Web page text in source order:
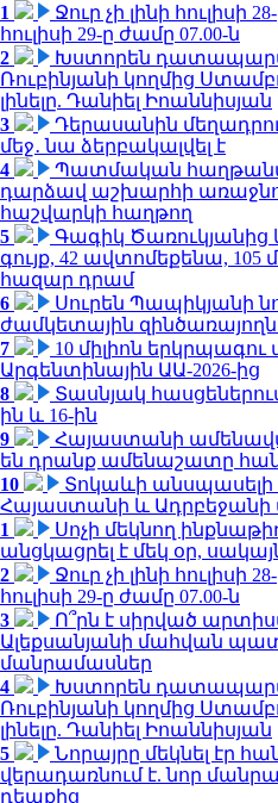
1
Ջուր չի լինի հուլիսի
հուլիսի 29-ը ժամը 07.00-ն
2
Խստորեն
Ռուբինյանի կողմից
լինելը. Դանիել Իոաննիսյան
3
Դերասանին
մեջ․ նա ձերբակալվել է
4
Պատմական
դարձավ աշխարհի
հաշվարկի հաղթող
5
Գագիկ Ծառուկյանից
գույք, 42 ավտոմեքենա, 105
հազար դրամ
6
Սուրեն Պապիկյանի
ժամկետային
7
10 միլիոն
Արգենտինային ԱԱ-2026-ից
8
Տասնյակ հասցեներում
ին և 16-ին
9
Հայաստանի
են դրանք ամենաշատը
10
Տոկաևի անսպասելի
Հայաստանի և Ադրբեջանի
1
Սոչի մեկնող
անցկացրել է մեկ օր,
2
Ջուր չի լինի հուլիսի
հուլիսի 29-ը ժամը 07.00-ն
3
Ո՞րն է սիրված
Ալեքսանյանի մահվան
մանրամասներ
4
Խստորեն
Ռուբինյանի կողմից
լինելը. Դանիել Իոաննիսյան
5
Նորայրը մեկնել էր
վերադառնում է. նոր
դեպքից